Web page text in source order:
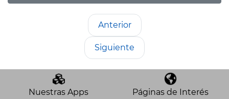
Anterior
Siguiente
Nuestras Apps Páginas de Interés